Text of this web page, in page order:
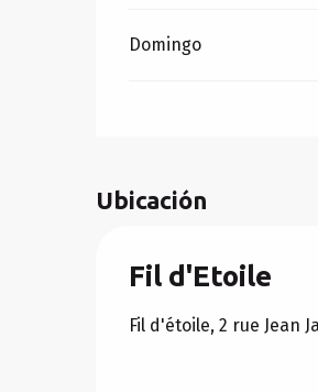
Domingo
Ubicación
Fil d'Etoile
Fil d'étoile, 2 rue Jean